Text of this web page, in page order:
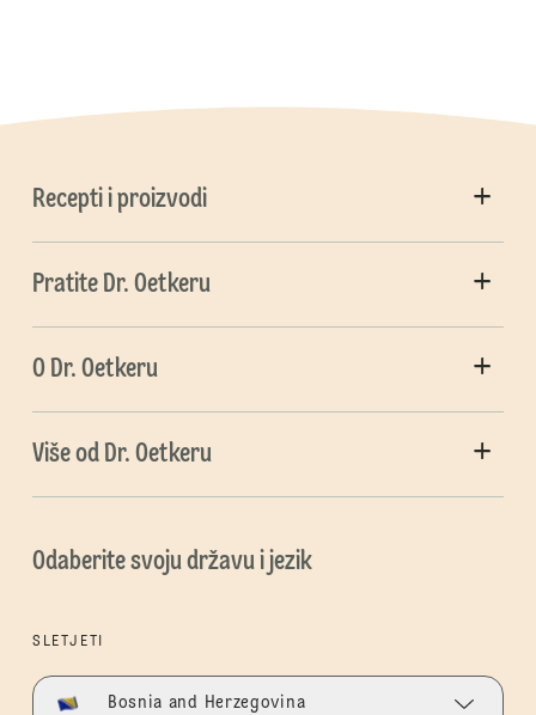
Recepti i proizvodi
Pratite Dr. Oetkeru
O Dr. Oetkeru
Više od Dr. Oetkeru
Odaberite svoju državu i jezik
SLETJETI
Bosnia and Herzegovina